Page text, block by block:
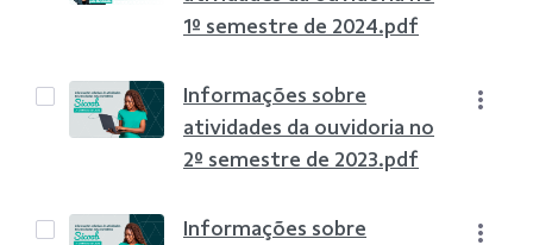
1º semestre de 2024.pdf
Informações sobre
atividades da ouvidoria no
2º semestre de 2023.pdf
Informações sobre